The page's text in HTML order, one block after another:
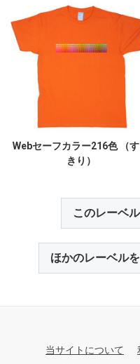
Webセーフカラー216色 （
きり）
このレーベ
ほかのレーベル
当サイトについて